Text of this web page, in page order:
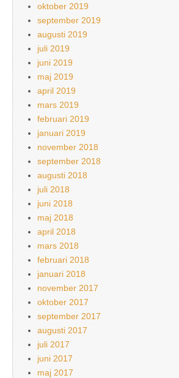
oktober 2019
september 2019
augusti 2019
juli 2019
juni 2019
maj 2019
april 2019
mars 2019
februari 2019
januari 2019
november 2018
september 2018
augusti 2018
juli 2018
juni 2018
maj 2018
april 2018
mars 2018
februari 2018
januari 2018
november 2017
oktober 2017
september 2017
augusti 2017
juli 2017
juni 2017
maj 2017